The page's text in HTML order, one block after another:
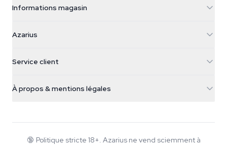
Informations magasin
Galvaniweg 11
Nederland
+31(0)204897914
Azarius
Smokeshop
Service client
Politique de retour
À propos & mentions légales
Wiki
🔞 Politique stricte 18+. Azarius ne vend sciemment à